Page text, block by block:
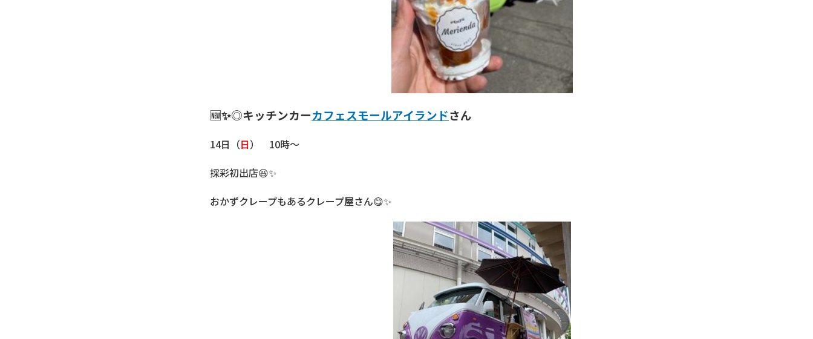
🆕✨◎キッチンカーカフェスモールアイランドさん
14日（日） 10時～
採彩初出店😆✨
おかずクレープもあるクレープ屋さん😋✨